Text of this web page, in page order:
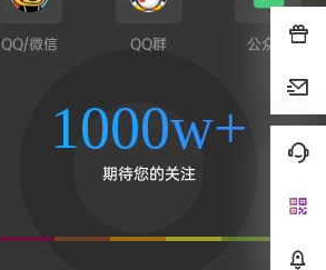
QQ/微信 QQ群 公众号
1000w+
期待您的关注